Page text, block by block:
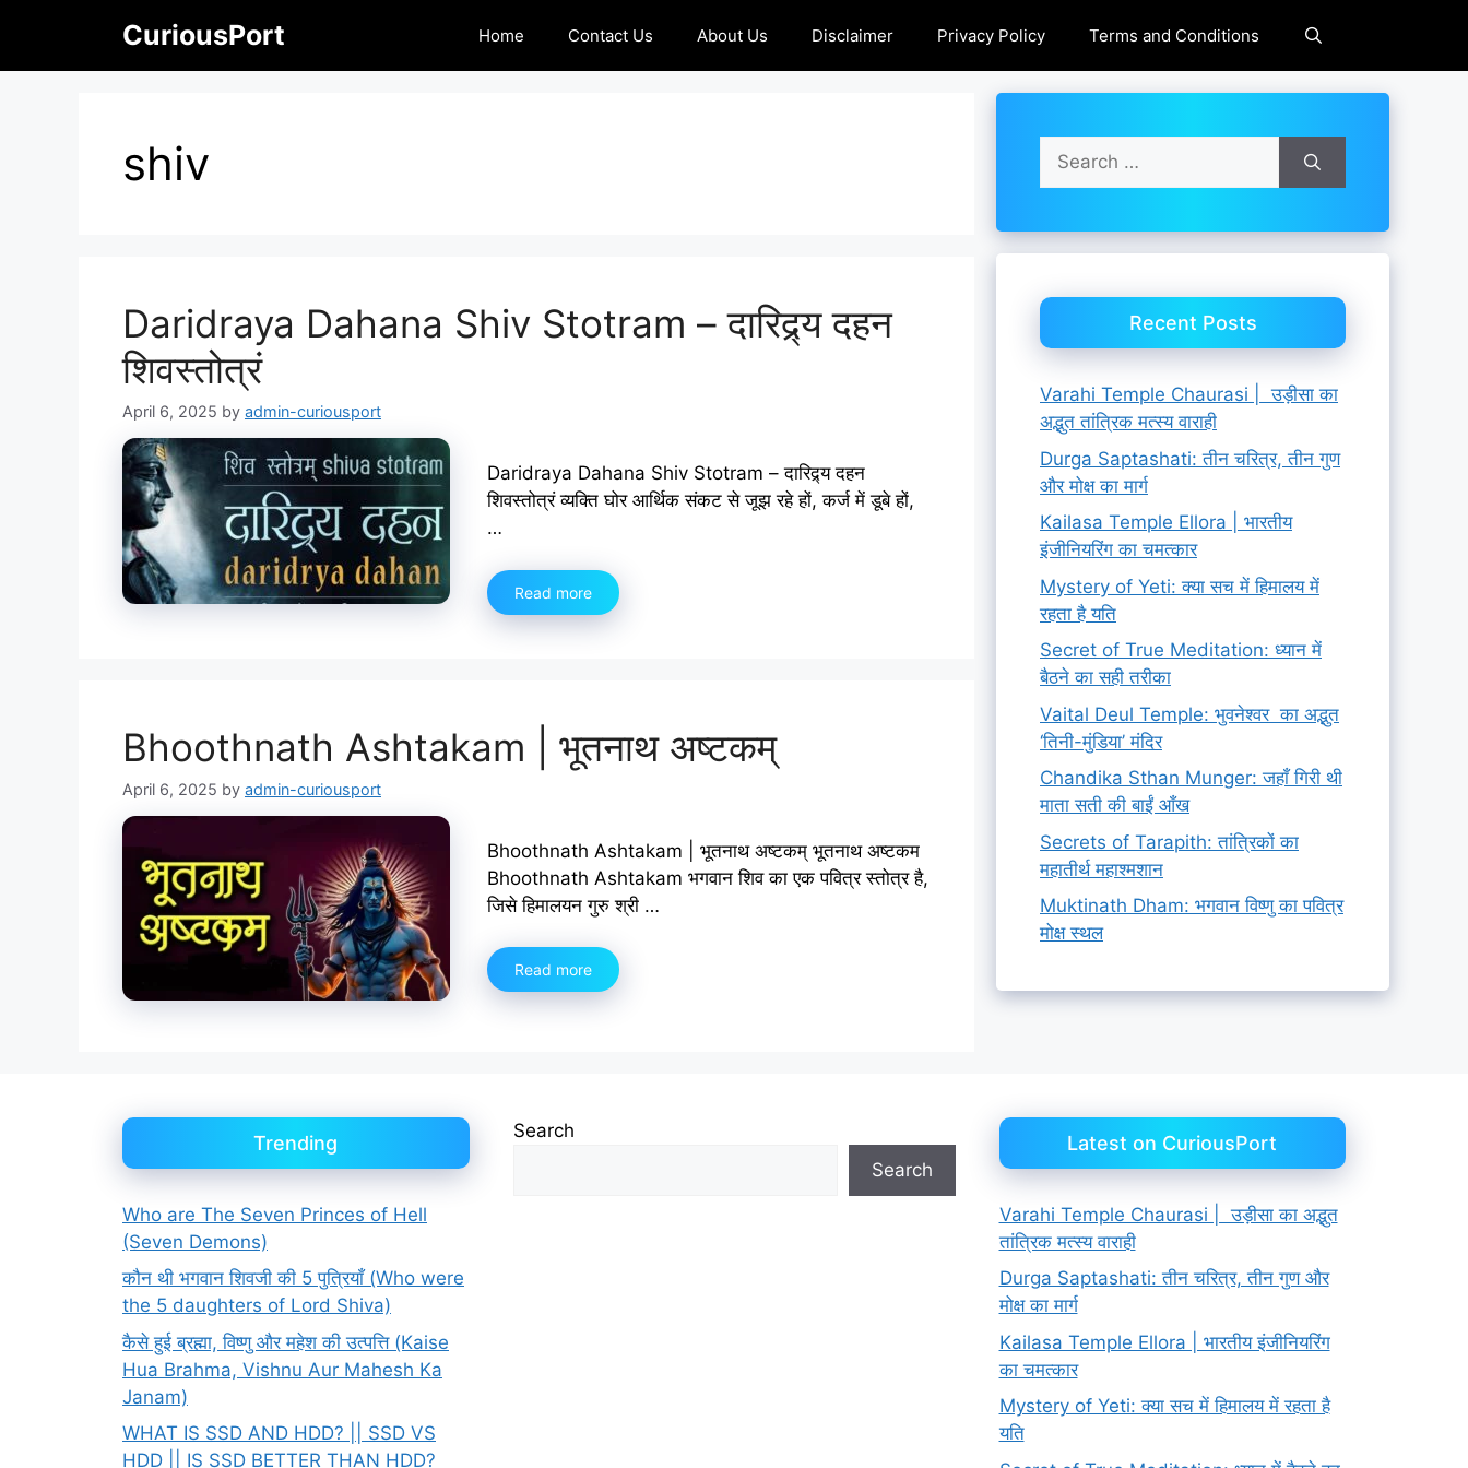
content
CuriousPort Home Contact Us About Us Disclaimer Privacy Policy Terms and Conditions
shiv
Daridraya Dahana Shiv Stotram – दारिद्र्य दहन
शिवस्तोत्रं
April 6, 2025 by admin-curiousport
Daridraya Dahana Shiv Stotram – दारिद्र्य दहन
शिवस्तोत्रं व्यक्ति घोर आर्थिक संकट से जूझ रहे हों, कर्ज में डूबे हों,
…
Read more
Bhoothnath Ashtakam | भूतनाथ अष्टकम्
April 6, 2025 by admin-curiousport
Bhoothnath Ashtakam | भूतनाथ अष्टकम् भूतनाथ अष्टकम
Bhoothnath Ashtakam भगवान शिव का एक पवित्र स्तोत्र है,
जिसे हिमालयन गुरु श्री …
Read more
Search
for:
Recent Posts
Varahi Temple Chaurasi | उड़ीसा का
अद्भुत तांत्रिक मत्स्य वाराही
Durga Saptashati: तीन चरित्र, तीन गुण
और मोक्ष का मार्ग
Kailasa Temple Ellora | भारतीय
इंजीनियरिंग का चमत्कार
Mystery of Yeti: क्या सच में हिमालय में
रहता है यति
Secret of True Meditation: ध्यान में
बैठने का सही तरीका
Vaital Deul Temple: भुवनेश्वर का अद्भुत
‘तिनी-मुंडिया’ मंदिर
Chandika Sthan Munger: जहाँ गिरी थी
माता सती की बाईं आँख
Secrets of Tarapith: तांत्रिकों का
महातीर्थ महाश्मशान
Muktinath Dham: भगवान विष्णु का पवित्र
मोक्ष स्थल
Trending
Who are The Seven Princes of Hell
(Seven Demons)
कौन थी भगवान शिवजी की 5 पुत्रियाँ (Who were
the 5 daughters of Lord Shiva)
कैसे हुई ब्रह्मा, विष्णु और महेश की उत्पत्ति (Kaise
Hua Brahma, Vishnu Aur Mahesh Ka
Janam)
WHAT IS SSD AND HDD? || SSD VS
HDD || IS SSD BETTER THAN HDD?
Search
Search
Latest on CuriousPort
Varahi Temple Chaurasi | उड़ीसा का अद्भुत
तांत्रिक मत्स्य वाराही
Durga Saptashati: तीन चरित्र, तीन गुण और
मोक्ष का मार्ग
Kailasa Temple Ellora | भारतीय इंजीनियरिंग
का चमत्कार
Mystery of Yeti: क्या सच में हिमालय में रहता है
यति